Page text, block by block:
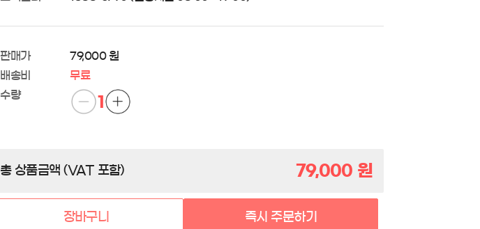
판매가
79,000 원
배송비
무료
수량
1
총 상품금액 (VAT 포함) 79,000 원
장바구니 즉시 주문하기